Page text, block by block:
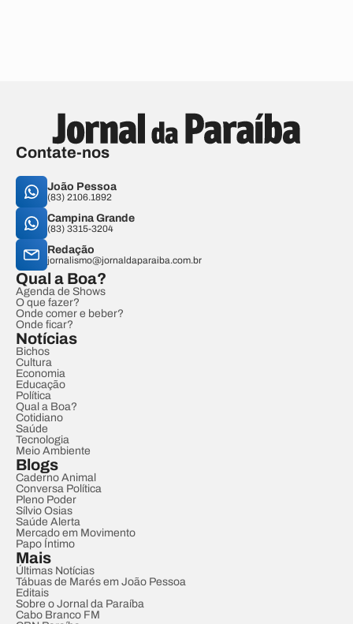
Contate-nos
João Pessoa
(83) 2106.1892
Campina Grande
(83) 3315-3204
Redação
jornalismo@jornaldaparaiba.com.br
Qual a Boa?
Agenda de Shows
O que fazer?
Onde comer e beber?
Onde ficar?
Notícias
Bichos
Cultura
Economia
Educação
Política
Qual a Boa?
Cotidiano
Saúde
Tecnologia
Meio Ambiente
Blogs
Caderno Animal
Conversa Política
Pleno Poder
Sílvio Osias
Saúde Alerta
Mercado em Movimento
Papo Íntimo
Mais
Últimas Notícias
Tábuas de Marés em João Pessoa
Editais
Sobre o Jornal da Paraíba
Cabo Branco FM